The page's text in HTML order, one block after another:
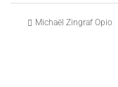
Michaël Zingraf Opio